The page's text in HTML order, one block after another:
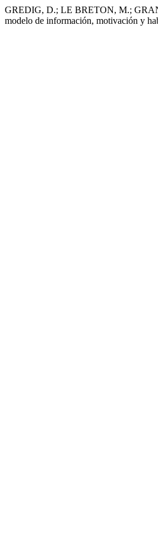
GREDIG, D.; LE BRETON, M.;
modelo de información, motivación y